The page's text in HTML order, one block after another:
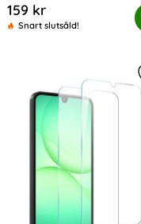
159 kr
Snart slutsåld!
Galaxy A27